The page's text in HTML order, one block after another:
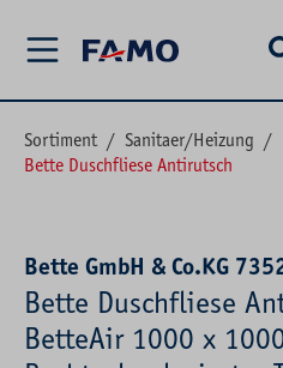
Sortiment / Sanitaer/Heizung /
Bette Duschfliese Antirutsch
Bette GmbH & Co.KG
Bette Duschfliese
BetteAir 1000 x